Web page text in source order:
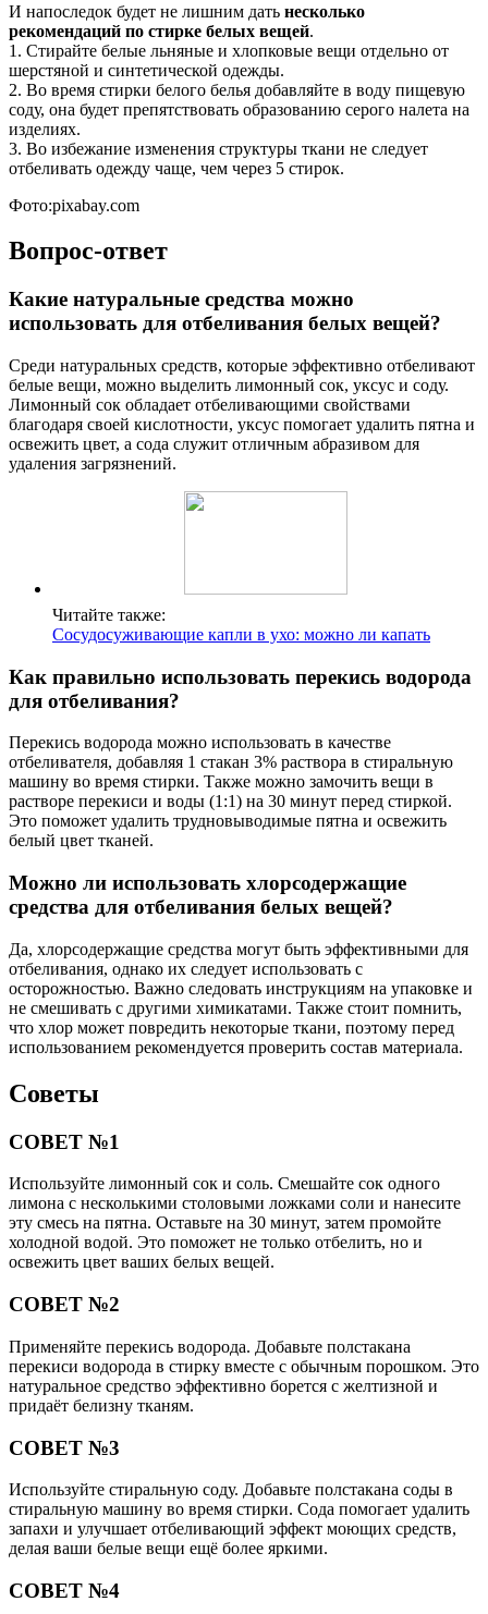
И напоследок будет не лишним дать несколько
рекомендаций по стирке белых вещей.
1. Стирайте белые льняные и хлопковые вещи отдельно от
шерстяной и синтетической одежды.
2. Во время стирки белого белья добавляйте в воду пищевую
соду, она будет препятствовать образованию серого налета на
изделиях.
3. Во избежание изменения структуры ткани не следует
отбеливать одежду чаще, чем через 5 стирок.
Фото:pixabay.com
Вопрос-ответ
Какие натуральные средства можно
использовать для отбеливания белых вещей?
Среди натуральных средств, которые эффективно отбеливают
белые вещи, можно выделить лимонный сок, уксус и соду.
Лимонный сок обладает отбеливающими свойствами
благодаря своей кислотности, уксус помогает удалить пятна и
освежить цвет, а сода служит отличным абразивом для
удаления загрязнений.
Читайте также:
Сосудосуживающие капли в ухо: можно ли капать
Как правильно использовать перекись водорода
для отбеливания?
Перекись водорода можно использовать в качестве
отбеливателя, добавляя 1 стакан 3% раствора в стиральную
машину во время стирки. Также можно замочить вещи в
растворе перекиси и воды (1:1) на 30 минут перед стиркой.
Это поможет удалить трудновыводимые пятна и освежить
белый цвет тканей.
Можно ли использовать хлорсодержащие
средства для отбеливания белых вещей?
Да, хлорсодержащие средства могут быть эффективными для
отбеливания, однако их следует использовать с
осторожностью. Важно следовать инструкциям на упаковке и
не смешивать с другими химикатами. Также стоит помнить,
что хлор может повредить некоторые ткани, поэтому перед
использованием рекомендуется проверить состав материала.
Советы
СОВЕТ №1
Используйте лимонный сок и соль. Смешайте сок одного
лимона с несколькими столовыми ложками соли и нанесите
эту смесь на пятна. Оставьте на 30 минут, затем промойте
холодной водой. Это поможет не только отбелить, но и
освежить цвет ваших белых вещей.
СОВЕТ №2
Применяйте перекись водорода. Добавьте полстакана
перекиси водорода в стирку вместе с обычным порошком. Это
натуральное средство эффективно борется с желтизной и
придаёт белизну тканям.
СОВЕТ №3
Используйте стиральную соду. Добавьте полстакана соды в
стиральную машину во время стирки. Сода помогает удалить
запахи и улучшает отбеливающий эффект моющих средств,
делая ваши белые вещи ещё более яркими.
СОВЕТ №4